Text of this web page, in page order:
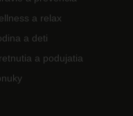
a relax
a deti
a podujatia